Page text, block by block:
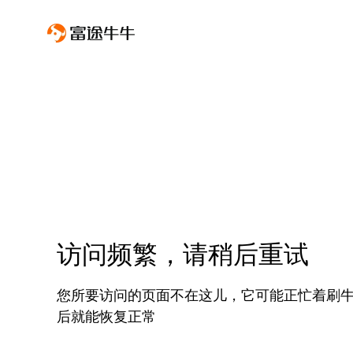
访问频繁，请稍后重试
您所要访问的页面不在这儿，它可能正忙着刷
后就能恢复正常